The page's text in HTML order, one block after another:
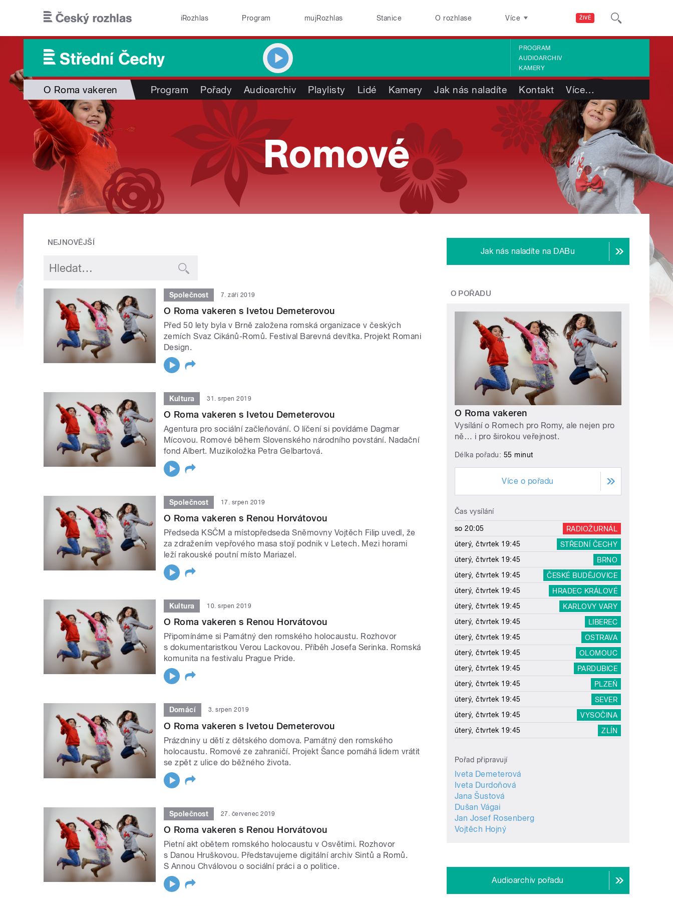
ŽIVĚ
iRozhlas Program mujRozhlas Stanice O rozhlase Více
PROGRAM
AUDIOARCHIV
KAMERY
O Roma vakeren Program Pořady Audioarchiv Playlisty Lidé Kamery Jak nás naladíte Kontakt Více…
NEJNOVĚJŠÍ
Společnost 7. září 2019
O Roma vakeren s Ivetou Demeterovou
Před 50 lety byla v Brně založena romská organizace v českých
zemích Svaz Cikánů-Romů. Festival Barevná devítka. Projekt Romani
Design.
Kultura 31. srpen 2019
O Roma vakeren s Ivetou Demeterovou
Agentura pro sociální začleňování. O líčení si povídáme Dagmar
Mícovou. Romové během Slovenského národního povstání. Nadační
fond Albert. Muzikoložka Petra Gelbartová.
Společnost 17. srpen 2019
O Roma vakeren s Renou Horvátovou
Předseda KSČM a místopředseda Sněmovny Vojtěch Filip uvedl, že
za zdražením vepřového masa stojí podnik v Letech. Mezi horami
leží rakouské poutní místo Mariazel.
Kultura 10. srpen 2019
O Roma vakeren s Renou Horvátovou
Připomínáme si Památný den romského holocaustu. Rozhovor
s dokumentaristkou Verou Lackovou. Příběh Josefa Serinka. Romská
komunita na festivalu Prague Pride.
Domácí 3. srpen 2019
O Roma vakeren s Ivetou Demeterovou
Prázdniny u dětí z dětského domova. Památný den romského
holocaustu. Romové ze zahraničí. Projekt Šance pomáhá lidem vrátit
se zpět z ulice do běžného života.
Společnost 27. červenec 2019
O Roma vakeren s Renou Horvátovou
Pietní akt obětem romského holocaustu v Osvětimi. Rozhovor
s Danou Hruškovou. Představujeme digitální archiv Sintů a Romů.
S Annou Chválovou o sociální práci a o politice.
Jak nás naladíte na DABu
O POŘADU
O Roma vakeren
Vysílání o Romech pro Romy, ale nejen pro
ně… i pro širokou veřejnost.
Délka pořadu: 55 minut
Více o pořadu
Čas vysílání
so 20:05
RADIOŽURNÁL
úterý, čtvrtek 19:45
STŘEDNÍ ČECHY
úterý, čtvrtek 19:45
BRNO
úterý, čtvrtek 19:45
ČESKÉ BUDĚJOVICE
úterý, čtvrtek 19:45
HRADEC KRÁLOVÉ
úterý, čtvrtek 19:45
KARLOVY VARY
úterý, čtvrtek 19:45
LIBEREC
úterý, čtvrtek 19:45
OSTRAVA
úterý, čtvrtek 19:45
OLOMOUC
úterý, čtvrtek 19:45
PARDUBICE
úterý, čtvrtek 19:45
PLZEŇ
úterý, čtvrtek 19:45
SEVER
úterý, čtvrtek 19:45
VYSOČINA
úterý, čtvrtek 19:45
ZLÍN
Pořad připravují
Iveta Demeterová
Iveta Durdoňová
Jana Šustová
Dušan Vágai
Jan Josef Rosenberg
Vojtěch Hojný
Audioarchiv pořadu